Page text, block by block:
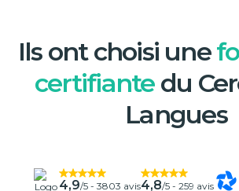
Ils ont choisi une
certifiantedu
Langues
4,9/5 - 3803 avis4,8/5 - 259 avis